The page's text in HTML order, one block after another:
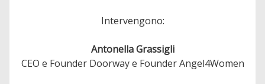
Intervengono:
Antonella Grassigli
CEO e Founder Doorway e Founder Angel4Women